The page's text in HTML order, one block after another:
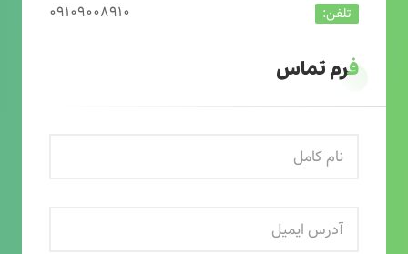
تلفن: ۰۹۱۰۹۰۰۸۹۱۰
فرم تماس